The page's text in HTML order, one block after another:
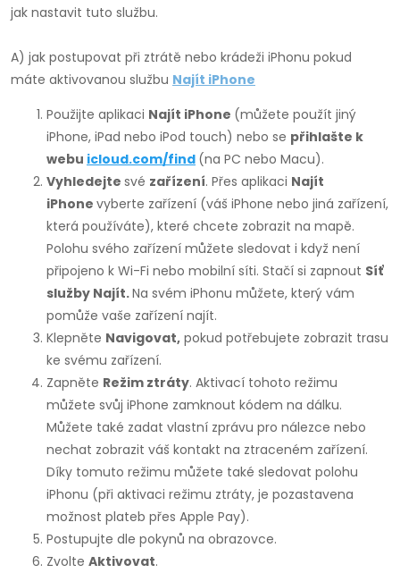
jak nastavit tuto službu.
A) jak postupovat při ztrátě nebo krádeži iPhonu pokud
máte aktivovanou službu Najít iPhone
Použijte aplikaci Najít iPhone (můžete použít jiný
iPhone, iPad nebo iPod touch) nebo se přihlašte k
webu icloud.com/find (na PC nebo Macu).
Vyhledejte své zařízení. Přes aplikaci Najít
iPhone vyberte zařízení (váš iPhone nebo jiná zařízení,
která používáte), které chcete zobrazit na mapě.
Polohu svého zařízení můžete sledovat i když není
připojeno k Wi-Fi nebo mobilní síti. Stačí si zapnout Síť
služby Najít.Na svém iPhonu můžete, který vám
pomůže vaše zařízení najít.
Klepněte Navigovat, pokud potřebujete zobrazit trasu
ke svému zařízení.
Zapněte Režim ztráty. Aktivací tohoto režimu
můžete svůj iPhone zamknout kódem na dálku.
Můžete také zadat vlastní zprávu pro nálezce nebo
nechat zobrazit váš kontakt na ztraceném zařízení.
Díky tomuto režimu můžete také sledovat polohu
iPhonu (při aktivaci režimu ztráty, je pozastavena
možnost plateb přes Apple Pay).
Postupujte dle pokynů na obrazovce.
Zvolte Aktivovat.